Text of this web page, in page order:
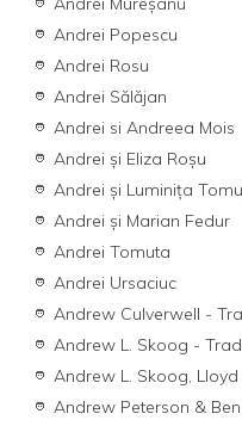
Andrei Popescu
Andrei Rosu
Andrei Sălăjan
Andrei si Andreea Mois
Andrei şi Eliza Roşu
Andrei și Luminița
Andrei și Marian Fedur
Andrei Tomuta
Andrei Ursaciuc
Andrew Culverwell -
Andrew L. Skoog -
Andrew L. Skoog, Lloyd
Andrew Peterson &